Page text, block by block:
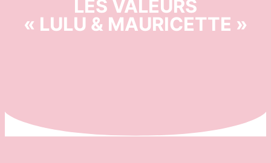
LES VALEURS
« LULU & MAURICETTE »